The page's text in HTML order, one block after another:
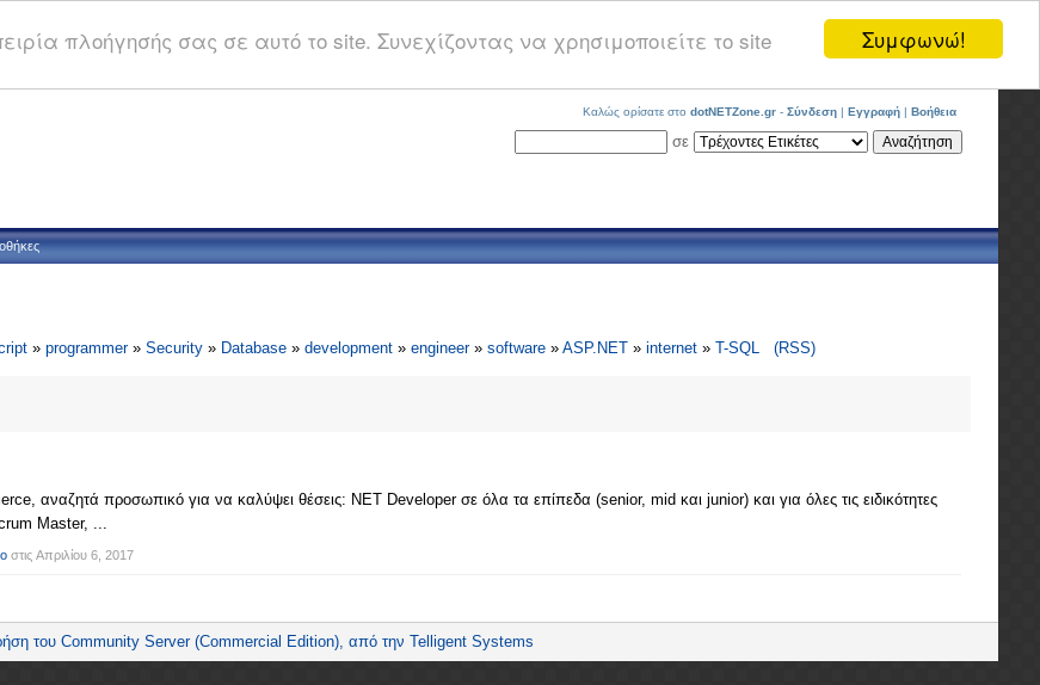
Συμφωνώ!
πλοήγησής σας σε αυτό το site. Συνεχίζοντας να χρησιμοποιείτε το site
Καλώς ορίσατε στο dotNETZone.gr - Σύνδεση | Εγγραφή | Βοήθεια
σε
» programmer» Security » Database » development » engineer» software » ASP.NET » internet » T-SQL (RSS)
αναζητά προσωπικό για να καλύψει θέσεις: ΝΕΤ Developer σε όλα τα επίπεδα (senior, mid και junior) και για όλες τις ειδικότητες
Master, ...
στις Απριλίου 6, 2017